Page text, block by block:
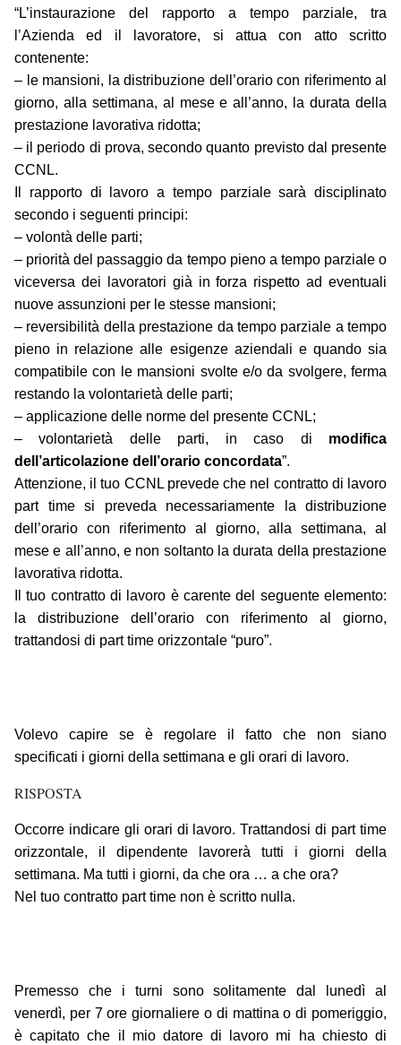
“L’instaurazione del rapporto a tempo parziale, tra
l’Azienda ed il lavoratore, si attua con atto scritto
contenente:
– le mansioni, la distribuzione dell’orario con riferimento al
giorno, alla settimana, al mese e all’anno, la durata della
prestazione lavorativa ridotta;
– il periodo di prova, secondo quanto previsto dal presente
CCNL.
Il rapporto di lavoro a tempo parziale sarà disciplinato
secondo i seguenti principi:
– volontà delle parti;
– priorità del passaggio da tempo pieno a tempo parziale o
viceversa dei lavoratori già in forza rispetto ad eventuali
nuove assunzioni per le stesse mansioni;
– reversibilità della prestazione da tempo parziale a tempo
pieno in relazione alle esigenze aziendali e quando sia
compatibile con le mansioni svolte e/o da svolgere, ferma
restando la volontarietà delle parti;
– applicazione delle norme del presente CCNL;
– volontarietà delle parti, in caso di modifica
dell’articolazione dell’orario concordata”.
Attenzione, il tuo CCNL prevede che nel contratto di lavoro
part time si preveda necessariamente la distribuzione
dell’orario con riferimento al giorno, alla settimana, al
mese e all’anno, e non soltanto la durata della prestazione
lavorativa ridotta.
Il tuo contratto di lavoro è carente del seguente elemento:
la distribuzione dell’orario con riferimento al giorno,
trattandosi di part time orizzontale “puro”.
Volevo capire se è regolare il fatto che non siano
specificati i giorni della settimana e gli orari di lavoro.
RISPOSTA
Occorre indicare gli orari di lavoro. Trattandosi di part time
orizzontale, il dipendente lavorerà tutti i giorni della
settimana. Ma tutti i giorni, da che ora … a che ora?
Nel tuo contratto part time non è scritto nulla.
Premesso che i turni sono solitamente dal lunedì al
venerdì, per 7 ore giornaliere o di mattina o di pomeriggio,
è capitato che il mio datore di lavoro mi ha chiesto di